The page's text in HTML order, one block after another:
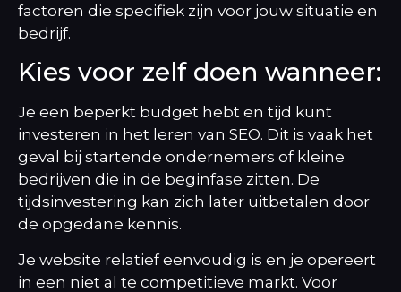
factoren die specifiek zijn voor jouw situatie en
bedrijf.
Kies voor zelf doen wanneer:
Je een beperkt budget hebt en tijd kunt
investeren in het leren van SEO. Dit is vaak het
geval bij startende ondernemers of kleine
bedrijven die in de beginfase zitten. De
tijdsinvestering kan zich later uitbetalen door
de opgedane kennis.
Je website relatief eenvoudig is en je opereert
in een niet al te competitieve markt. Voor